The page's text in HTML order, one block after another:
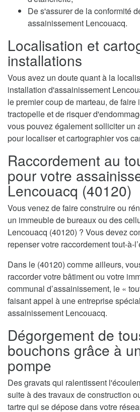
De s'assurer de la conformité
assainissement Lencouacq.
Localisation et
installations
Vous avez un doute quant à la
installation d'assainissement
le premier coup de marteau, de faire
tractopelle et de risquer
vous pouvez également solliciter un
pour localiser et cartographier vos
Raccordement au
pour votre
Lencouacq (40120)
Vous venez de faire construire ou
un immeuble de bureaux ou des
Lencouacq (40120) ? Vous devez
repenser votre raccordement tout-à-
Dans le (40120) comme ailleurs,
raccorder votre bâtiment ou votre
communal d’assainissement, le «
faisant appel à une entreprise
assainissement Lencouacq.
Dégorgement de
bouchons grâce à
pompe
Des gravats qui ralentissent
suite à des travaux de construction
tartre qui se dépose dans votre